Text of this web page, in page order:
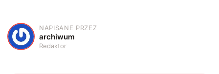
A
NAPISANE PRZEZ
archiwum
Redaktor